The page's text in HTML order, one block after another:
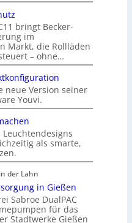
bringt Becker-
im
Markt, die Rollläden
– ohne…
neue Version seiner
Youvi.
als smarte,
der Lahn
in Gießen
Sabroe DualPAC
für das
Stadtwerke Gießen